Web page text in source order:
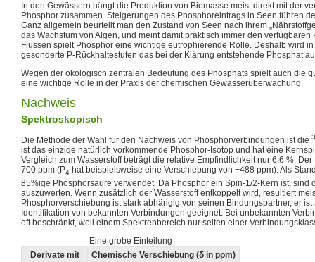
In den Gewässern hängt die Produktion von Biomasse meist direkt mit der
Phosphor zusammen. Steigerungen des Phosphoreintrags in Seen führen
Ganz allgemein beurteilt man den Zustand von Seen nach ihrem
das Wachstum von Algen, und meint damit praktisch immer den
Flüssen spielt Phosphor eine wichtige eutrophierende Rolle. Deshalb wird
gesonderte P-Rückhaltestufen das bei der Klärung entstehende Phosphat
Wegen der ökologisch zentralen Bedeutung des Phosphats spielt auch die
eine wichtige Rolle in der Praxis der chemischen Gewässerüberwachung.
Nachweis
Spektroskopisch
Die Methode der Wahl für den Nachweis von Phosphorverbindungen ist die
ist das einzige natürlich vorkommende Phosphor-Isotop und hat eine
Vergleich zum Wasserstoff beträgt die relative Empfindlichkeit nur 6,6 %.
700 ppm (P4 hat beispielsweise eine Verschiebung von −488 ppm). Als
85%ige Phosphorsäure verwendet. Da Phosphor ein Spin-1/2-Kern ist, sind
auszuwerten. Wenn zusätzlich der Wasserstoff entkoppelt wird, resultiert
Phosphorverschiebung ist stark abhängig von seinen Bindungspartner, er ist
Identifikation von bekannten Verbindungen geeignet. Bei unbekannten
oft beschränkt, weil einem Spektrenbereich nur selten einer
Eine grobe Einteilung
Derivate mit
Chemische Verschiebung (δ in ppm)